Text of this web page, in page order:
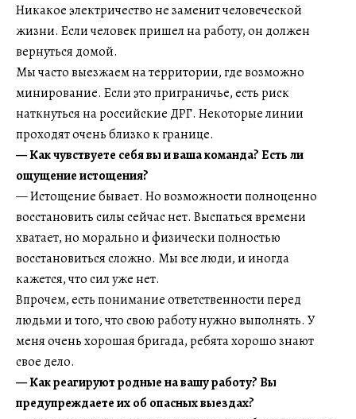
Никакое электричество не заменит человеческой
жизни. Если человек пришел на работу, он должен
вернуться домой.
Мы часто выезжаем на территории, где возможно
минирование. Если это приграничье, есть риск
наткнуться на российские ДРГ. Некоторые линии
проходят очень близко к границе.
— Как чувствуете себя вы и ваша команда? Есть ли
ощущение истощения?
— Истощение бывает. Но возможности полноценно
восстановить силы сейчас нет. Выспаться времени
хватает, но морально и физически полностью
восстановиться сложно. Мы все люди, и иногда
кажется, что сил уже нет.
Впрочем, есть понимание ответственности перед
людьми и того, что свою работу нужно выполнять. У
меня очень хорошая бригада, ребята хорошо знают
свое дело.
— Как реагируют родные на вашу работу? Вы
предупреждаете их об опасных выездах?